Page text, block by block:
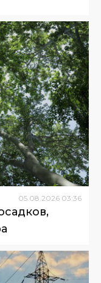
05.08.2026 03:36